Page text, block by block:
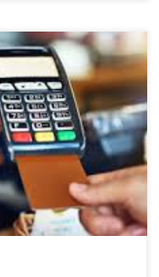
esta práctica en todos
tipo de pago La covid
en nuestras vidas.
hace dos años que
momentos de nuestra
este […]